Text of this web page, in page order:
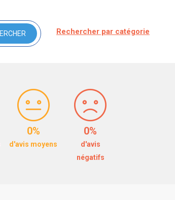
Rechercher par catégorie
0%
d'avis moyens
0%
d'avis
négatifs